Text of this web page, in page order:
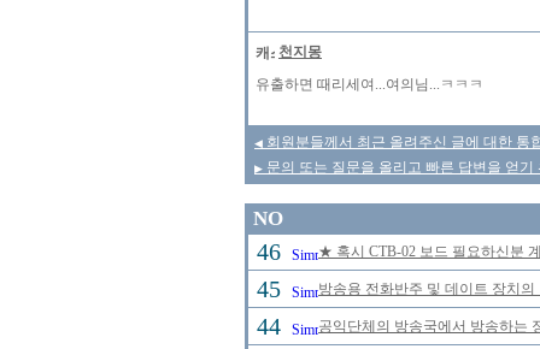
천지몽
유출하면 때리세여...여의님...ㅋㅋㅋ
◀ 회원분들께서 최근 올려주신 글에 대한 통
▶ 문의 또는 질문을 올리고 빠른 답변을 얻기
NO
46 ★ 혹시 CTB-02 보드 필요하신분
45 방송용 전화반주 및 데이트 장치
44 공익단체의 방송국에서 방송하는